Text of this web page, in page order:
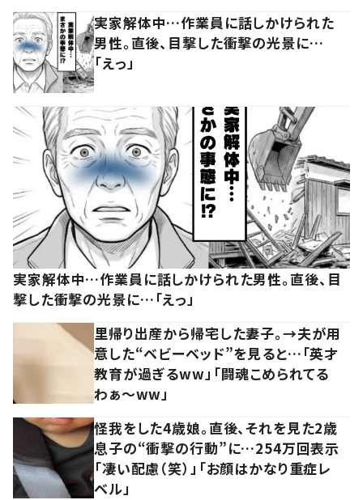
実家解体中…作業員に話しかけられた
男性。直後、目撃した衝撃の光景に…
「えっ」
実家解体中…作業員に話しかけられた男性。直後、目
撃した衝撃の光景に…「えっ」
里帰り出産から帰宅した妻子。→夫が用
意した“ベビーベッド”を見ると…「英才
教育が過ぎるww」「闘魂こめられてる
わぁ～ww」
怪我をした4歳娘。直後、それを見た2歳
息子の“衝撃の行動”に…254万回表示
「凄い配慮（笑）」「お顔はかなり重症レ
ベル」